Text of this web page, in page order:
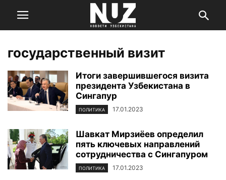
государственный визит
Итоги завершившегося визита
президента Узбекистана в
Сингапур
ПОЛИТИКА 17.01.2023
Шавкат Мирзиёев определил
пять ключевых направлений
сотрудничества с Сингапуром
ПОЛИТИКА 17.01.2023